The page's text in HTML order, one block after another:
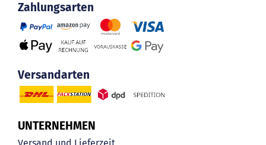
Zahlungsarten
Versandarten
UNTERNEHMEN